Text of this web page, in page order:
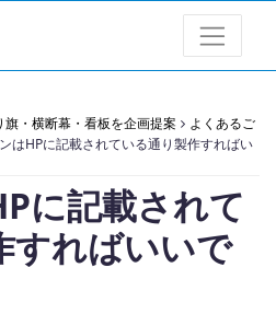
旗・横断幕・看板を企画提案
よくあるご
はHPに記載されている通り製作すればい
に記載されて
すればいいで